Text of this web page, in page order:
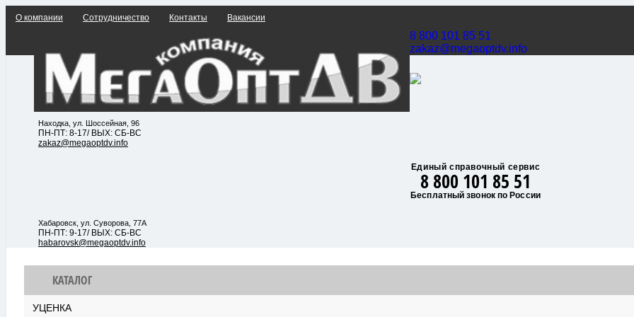
О компании Сотрудничество Контакты Вакансии
8 800 101 85 51
zakaz@megaoptdv.info
Находка, ул. Шоссейная, 96
ПН-ПТ: 8-17/ ВЫХ: СБ-ВС
zakaz@megaoptdv.info
Единый справочный сервис
8 800 101 85 51
Бесплатный звонок по России
Хабаровск, ул. Суворова, 77А
ПН-ПТ: 9-17/ ВЫХ: СБ-ВС
habarovsk@megaoptdv.info
КАТАЛОГ
УЦЕНКА